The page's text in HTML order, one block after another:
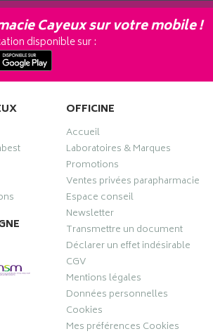
Cayeux sur votre mobile !
disponible sur :
OFFICINE
Accueil
Laboratoires & Marques
Promotions
Ventes privées parapharmacie
Espace conseil
Newsletter
Transmettre un document
Déclarer un effet indésirable
CGV
Mentions légales
Données personnelles
Cookies
Mes préférences Cookies